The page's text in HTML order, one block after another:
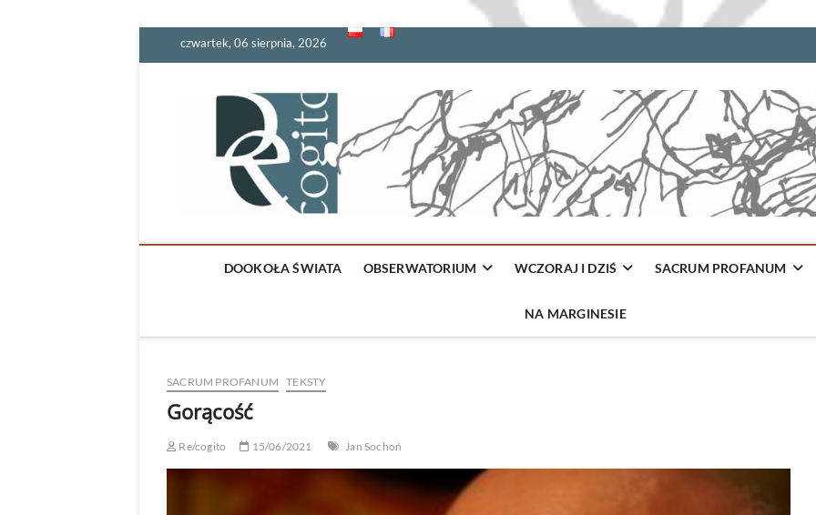
czwartek, 06 sierpnia, 2026
DOOKOŁA ŚWIATA OBSERWATORIUM WCZORAJ I DZIŚ SACRUM PROFANUM
NA MARGINESIE
SACRUM PROFANUM TEKSTY
Gorącość
Re/cogito 15/06/2021 Jan Sochoń